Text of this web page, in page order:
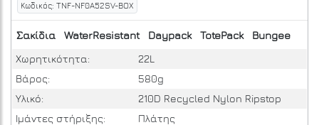
Κωδικός: TNF-NF0A52SV-BOX
Σακίδια WaterResistant Daypack TotePack
Bungee
Χωρητικότητα:
22L
Βάρος:
580g
Υλικό:
210D Recycled Nylon Ripstop
Ιμάντες στήριξης:
Πλάτης